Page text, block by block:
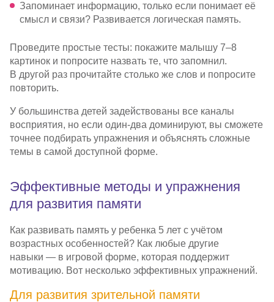
Запоминает информацию, только если понимает её
смысл и связи? Развивается логическая память.
Проведите простые тесты: покажите малышу 7–8
картинок и попросите назвать те, что запомнил.
В другой раз прочитайте столько же слов и попросите
повторить.
У большинства детей задействованы все каналы
восприятия, но если один-два доминируют, вы сможете
точнее подбирать упражнения и объяснять сложные
темы в самой доступной форме.
Эффективные методы и упражнения
для развития памяти
Как развивать память у ребенка 5 лет с учётом
возрастных особенностей? Как любые другие
навыки — в игровой форме, которая поддержит
мотивацию. Вот несколько эффективных упражнений.
Для развития зрительной памяти